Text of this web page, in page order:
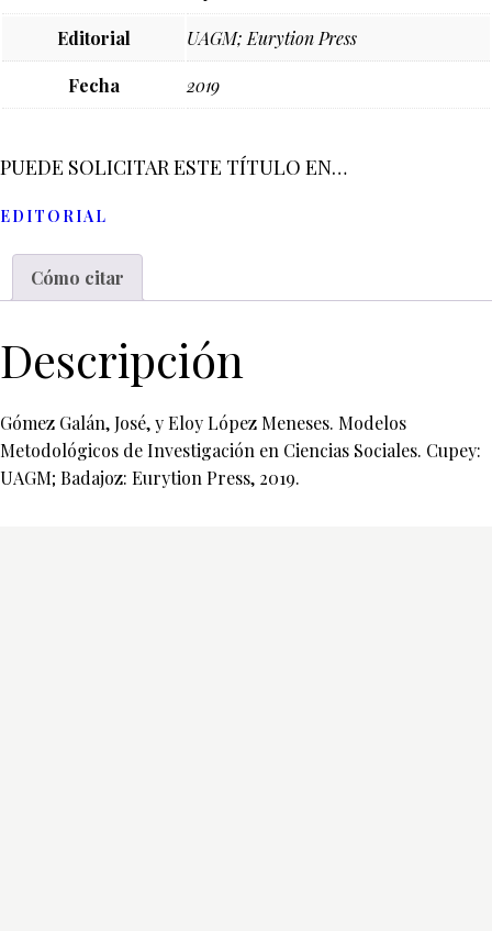
Editorial UAGM; Eurytion Press
Fecha 2019
PUEDE SOLICITAR ESTE TÍTULO EN…
EDITORIAL
Cómo citar
Descripción
Gómez Galán, José, y Eloy López Meneses. Modelos
Metodológicos de Investigación en Ciencias Sociales. Cupey:
UAGM; Badajoz: Eurytion Press, 2019.